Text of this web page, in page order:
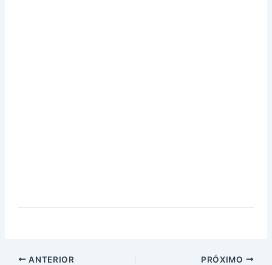
ANTERIOR PRÓXIMO